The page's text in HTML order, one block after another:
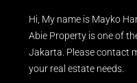
Hi, My name is Mayko
Abie Property is one of
Jakarta. Please contact
your real estate needs.